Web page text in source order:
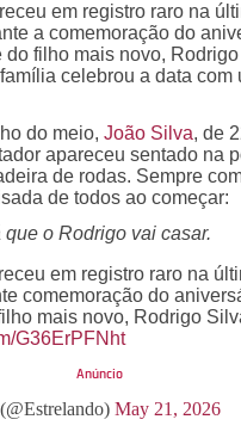
em registro raro na
a comemoração do
do filho mais novo,
celebrou a data com
do meio, João Silva, de
apareceu sentado na
de rodas. Sempre
de todos ao começar:
que o Rodrigo vai casar.
em registro raro na
comemoração do
mais novo, Rodrigo
G36ErPFNht
May 21, 2026